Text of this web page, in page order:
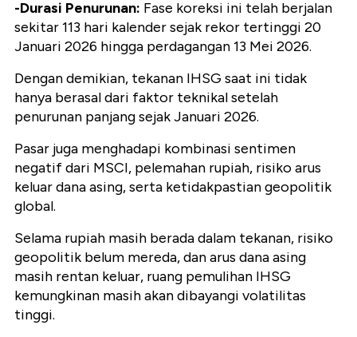
-Durasi Penurunan: Fase koreksi ini telah berjalan
sekitar 113 hari kalender sejak rekor tertinggi 20
Januari 2026 hingga perdagangan 13 Mei 2026.
Dengan demikian, tekanan IHSG saat ini tidak
hanya berasal dari faktor teknikal setelah
penurunan panjang sejak Januari 2026.
Pasar juga menghadapi kombinasi sentimen
negatif dari MSCI, pelemahan rupiah, risiko arus
keluar dana asing, serta ketidakpastian geopolitik
global.
Selama rupiah masih berada dalam tekanan, risiko
geopolitik belum mereda, dan arus dana asing
masih rentan keluar, ruang pemulihan IHSG
kemungkinan masih akan dibayangi volatilitas
tinggi.